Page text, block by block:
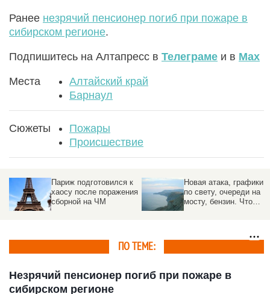
Ранее незрячий пенсионер погиб при пожаре в
сибирском регионе.
Подпишитесь на Алтапресс в Телеграме и в Max
Места
Алтайский край
Барнаул
Сюжеты
Пожары
Происшествие
Новая атака, графики
по свету, очереди на
мосту, бензин. Что
Спецслужбы
предотвратили удар по
стратегическому
ПО ТЕМЕ:
Незрячий пенсионер погиб при пожаре в
сибирском регионе